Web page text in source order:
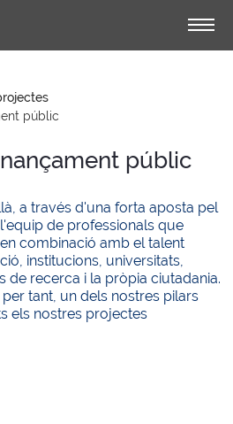
públic
públic
a través d'una forta aposta pel
de professionals que
combinació amb el talent
institucions, universitats,
de recerca i la pròpia ciutadania.
tant, un dels nostres pilars
els nostres projectes